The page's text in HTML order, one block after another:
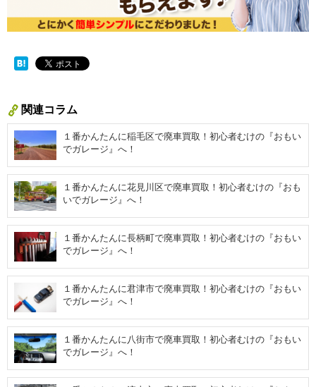
関連コラム
１番かんたんに稲毛区で廃車買取！初心者むけの『おもい
でガレージ』へ！
１番かんたんに花見川区で廃車買取！初心者むけの『おも
いでガレージ』へ！
１番かんたんに長柄町で廃車買取！初心者むけの『おもい
でガレージ』へ！
１番かんたんに君津市で廃車買取！初心者むけの『おもい
でガレージ』へ！
１番かんたんに八街市で廃車買取！初心者むけの『おもい
でガレージ』へ！